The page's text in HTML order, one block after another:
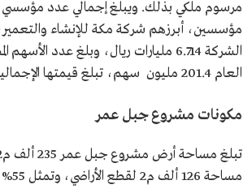
مؤسسين، أبرزهم شركة مكة للإنشاء
الشركة 6.714 مليارات ريال، وبلغ عدد
العام 201.4 مليون سهم، تبلغ قيمتها الإجمالية 2.14 مليار ريال.
مكونات مشروع جبل عمر